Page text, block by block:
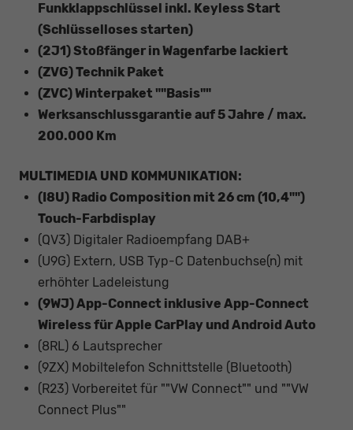
Funkklappschlüssel inkl. Keyless Start
(Schlüsselloses starten)
(2J1) Stoßfänger in Wagenfarbe lackiert
(ZVG) Technik Paket
(ZVC) Winterpaket ""Basis""
Werksanschlussgarantie auf 5 Jahre / max.
200.000 Km
MULTIMEDIA UND KOMMUNIKATION:
(I8U) Radio Composition mit 26 cm (10,4"")
Touch-Farbdisplay
(QV3) Digitaler Radioempfang DAB+
(U9G) Extern, USB Typ-C Datenbuchse(n) mit
erhöhter Ladeleistung
(9WJ) App-Connect inklusive App-Connect
Wireless für Apple CarPlay und Android Auto
(8RL) 6 Lautsprecher
(9ZX) Mobiltelefon Schnittstelle (Bluetooth)
(R23) Vorbereitet für ""VW Connect"" und ""VW
Connect Plus""